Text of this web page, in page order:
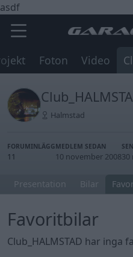
asdf
Foton Video
Halmstad
FORUMINLÄGG
11
MEDLEM SEDAN
10 november 200830
Presentation Bilar
Favoritbilar
Club_HALMSTAD har inga